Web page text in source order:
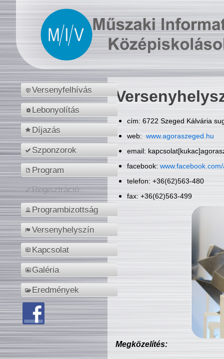
Versenyfelhívás
Lebonyolítás
Díjazás
Szponzorok
Program
Regisztráció
Programbizottság
Versenyhelyszín
Kapcsolat
Galéria
Eredmények
cím: 6722 Szeged Kálvária
web: www.agoraszeged.hu
email:
facebook:
telefon: +36(62)563-480
fax: +36(62)563-499
Megközelítés: